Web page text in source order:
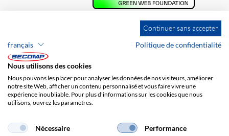
Brands
Protection des données
Frais de port
Continuer sans accepter
français
Politique de confidentialité
Nous utilisons des cookies
Nous pouvons les placer pour analyser les données de nos visiteurs, améliorer
notre site Web, afficher un contenu personnalisé et vous faire vivre une
expérience inoubliable. Pour plus d'informations sur les cookies que nous
utilisons, ouvrez les paramètres.
Nécessaire Performance